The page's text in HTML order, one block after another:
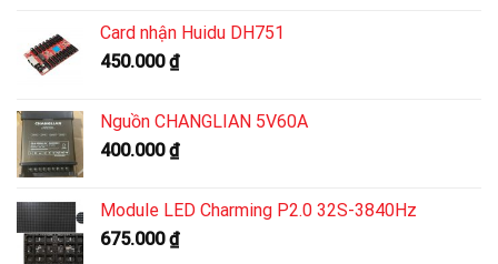
Card nhận Huidu DH751
450.000₫
Nguồn CHANGLIAN 5V60A
400.000₫
Module LED Charming P2.0 32S-3840Hz
675.000₫